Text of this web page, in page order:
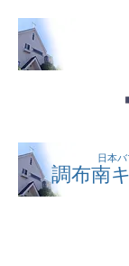
日本
調布南